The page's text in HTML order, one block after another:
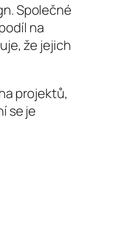
Společné
na
že jejich
projektů,
se je